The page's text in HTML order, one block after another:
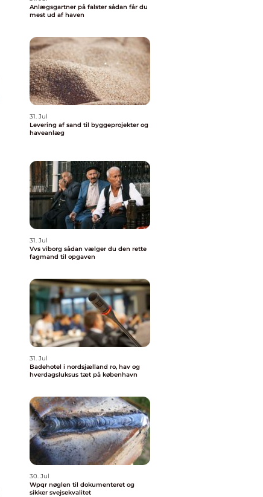
Anlægsgartner på falster sådan får du
mest ud af haven
31. Jul
Levering af sand til byggeprojekter og
haveanlæg
31. Jul
Vvs viborg sådan vælger du den rette
fagmand til opgaven
31. Jul
Badehotel i nordsjælland ro, hav og
hverdagsluksus tæt på københavn
30. Jul
Wpqr nøglen til dokumenteret og
sikker svejsekvalitet